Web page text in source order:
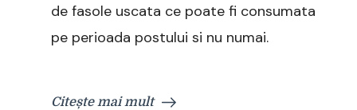
de fasole uscata ce poate fi consumata
pe perioada postului si nu numai.
Citește mai mult